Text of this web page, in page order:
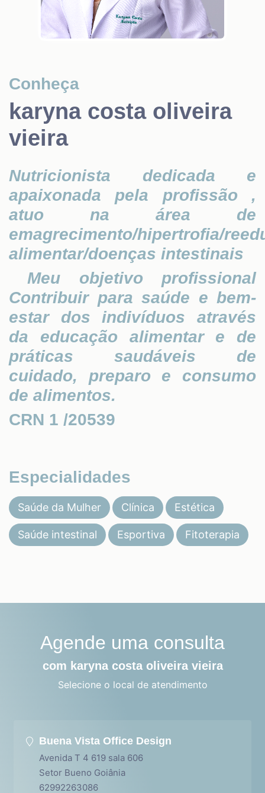
Conheça
karyna costa oliveira
vieira
Nutricionista dedicada e
apaixonada pela profissão ,
atuo na área de
emagrecimento/hipertrofia/
alimentar/doenças intestinais
Meu objetivo profissional
Contribuir para saúde e bem-
estar dos indivíduos através
da educação alimentar e de
práticas saudáveis de
cuidado, preparo e consumo
de alimentos.
CRN 1 /20539
Especialidades
Saúde da Mulher Clínica Estética
Saúde intestinal Esportiva Fitoterapia
Agende uma consulta
com karyna costa oliveira vieira
Selecione o local de atendimento
Buena Vista Office Design
Avenida T 4 619 sala 606
Setor Bueno Goiânia
62992263086